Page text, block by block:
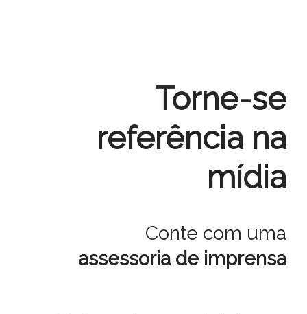
Torne-se
referência na
mídia
Conte com uma
assessoria de imprensa